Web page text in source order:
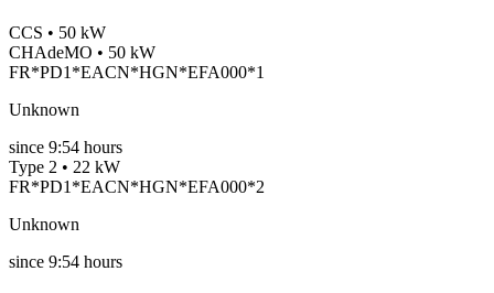
CCS • 50 kW
CHAdeMO • 50 kW
FR*PD1*EACN*HGN*EFA000*1
Unknown
since 9:54 hours
Type 2 • 22 kW
FR*PD1*EACN*HGN*EFA000*2
Unknown
since 9:54 hours